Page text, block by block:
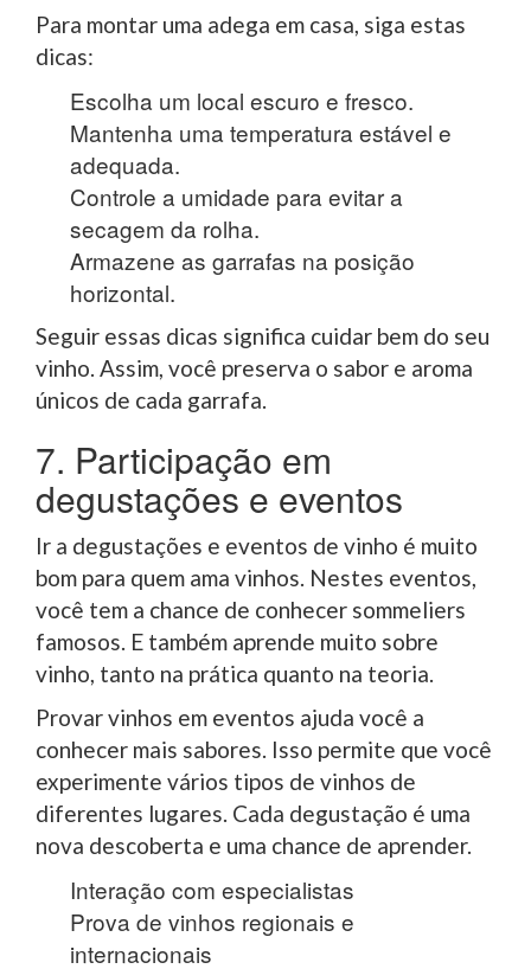
Para montar uma adega em casa, siga estas
dicas:
Escolha um local escuro e fresco.
Mantenha uma temperatura estável e
adequada.
Controle a umidade para evitar a
secagem da rolha.
Armazene as garrafas na posição
horizontal.
Seguir essas dicas significa cuidar bem do seu
vinho. Assim, você preserva o sabor e aroma
únicos de cada garrafa.
7. Participação em
degustações e eventos
Ir a degustações e eventos de vinho é muito
bom para quem ama vinhos. Nestes eventos,
você tem a chance de conhecer sommeliers
famosos. E também aprende muito sobre
vinho, tanto na prática quanto na teoria.
Provar vinhos em eventos ajuda você a
conhecer mais sabores. Isso permite que você
experimente vários tipos de vinhos de
diferentes lugares. Cada degustação é uma
nova descoberta e uma chance de aprender.
Interação com especialistas
Prova de vinhos regionais e
internacionais